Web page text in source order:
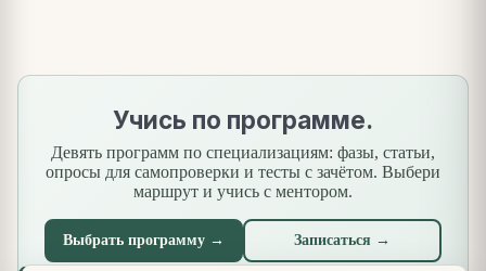
Учись по программе.
Девять программ по специализациям: фазы, статьи,
опросы для самопроверки и тесты с зачётом. Выбери
маршрут и учись с ментором.
Выбрать программу → Записаться →